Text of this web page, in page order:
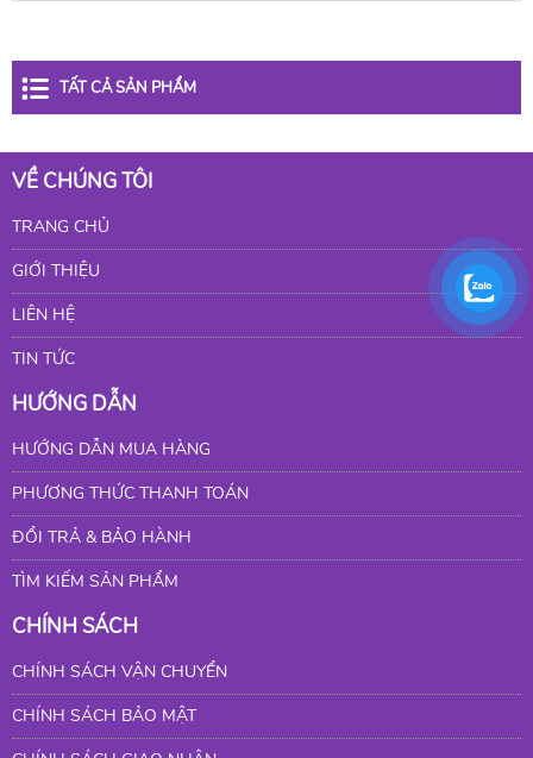
TẤT CẢ SẢN PHẨM
VỀ CHÚNG TÔI
TRANG CHỦ
GIỚI THIỆU
LIÊN HỆ
TIN TỨC
HƯỚNG DẪN
HƯỚNG DẪN MUA HÀNG
PHƯƠNG THỨC THANH TOÁN
ĐỔI TRẢ & BẢO HÀNH
TÌM KIẾM SẢN PHẨM
CHÍNH SÁCH
CHÍNH SÁCH VẬN CHUYỂN
CHÍNH SÁCH BẢO MẬT